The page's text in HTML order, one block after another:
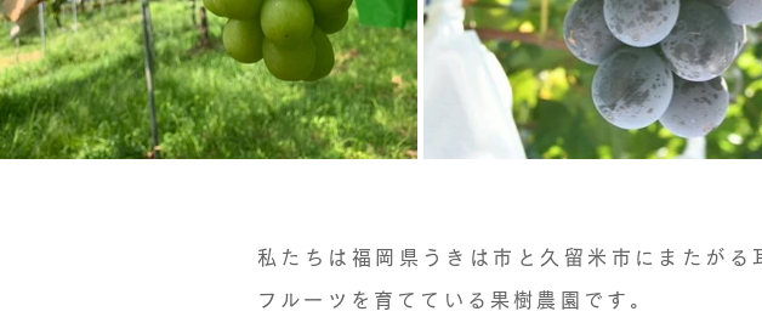
私たちは福岡県うきは市と久留米市にまたがる
フルーツを育てている果樹農園です。